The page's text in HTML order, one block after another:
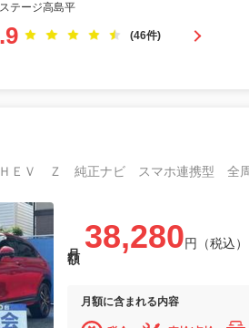
テージ高島平
(46件)
38,280円（税込）
月額に含まれる内容